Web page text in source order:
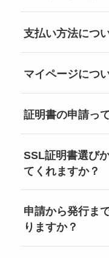
支払い方法につ
マイページにつ
証明書の申請っ
SSL証明書選び
てくれますか？
申請から発行ま
りますか？